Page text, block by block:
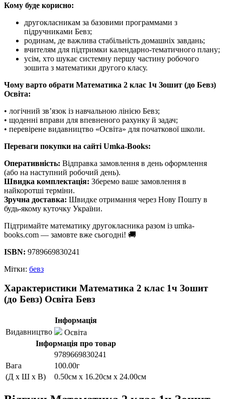
Кому буде корисно:
другокласникам за базовими программами з
підручниками Бевз;
родинам, де важлива стабільність домашніх завдань;
вчителям для підтримки календарно-тематичного плану;
усім, хто шукає системну першу частину робочого
зошита з математики другого класу.
Чому варто обрати Математика 2 клас 1ч Зошит (до Бевз)
Освіта:
• логічний зв’язок із навчальною лінією Бевз;
• щоденні вправи для впевненого рахунку й задач;
• перевірене видавництво «Освіта» для початкової школи.
Переваги покупки на сайті Umka-Books:
Оперативність: Відправка замовлення в день оформлення
(або на наступний робочий день).
Швидка комплектація: Зберемо ваше замовлення в
найкоротші терміни.
Зручна доставка: Швидке отримання через Нову Пошту в
будь-якому куточку України.
Підтримайте математику другокласника разом із umka-
books.com — замовте вже сьогодні! 🚚
ISBN: 9789669830241
Мітки: бевз
Характеристики Математика 2 клас 1ч Зошит
(до Бевз) Освіта Бевз
Інформація
Видавництво
Освіта
Інформація про товар
9789669830241
Вага
100.00г
(Д x Ш x В)
0.50см x 16.20см x 24.00см